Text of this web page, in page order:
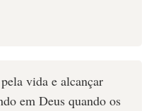
vida e alcançar
em Deus quando os